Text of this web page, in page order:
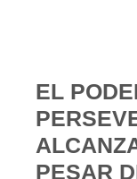
EL
PESAR